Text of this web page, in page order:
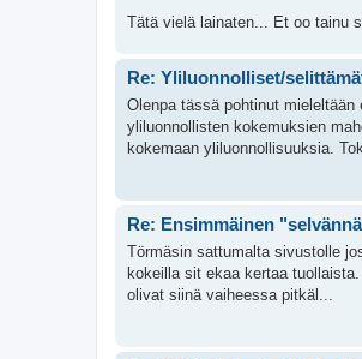
Tätä vielä lainaten... Et oo tainu
Re: Yliluonnolliset/
Olenpa tässä pohtinut
yliluonnollisten kokemuksien
kokemaan yliluonnollisuuksia.
Re: Ensimmäinen
Törmäsin sattumalta sivustolle
kokeilla sit ekaa kertaa
olivat siinä vaiheessa pitkäl...